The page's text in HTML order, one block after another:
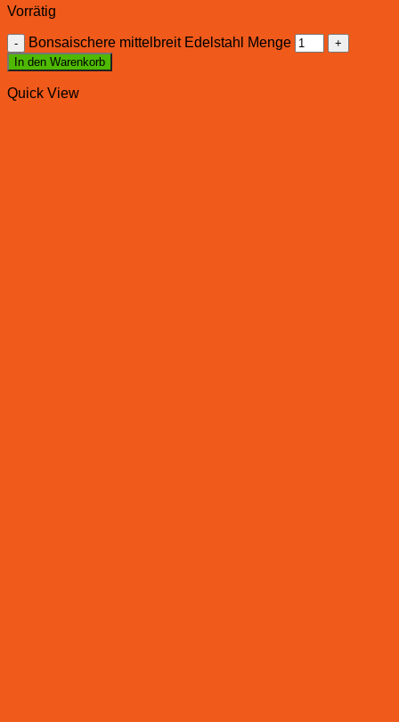
Vorrätig
Bonsaischere mittelbreit Edelstahl Menge
In den Warenkorb
Quick View